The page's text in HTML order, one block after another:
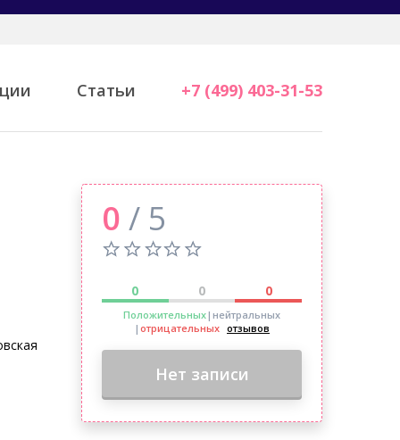
Статьи +7 (499) 403-31-53
0 / 5
0 0 0
Положительных|нейтральных
| отрицательных отзывов
Нет записи